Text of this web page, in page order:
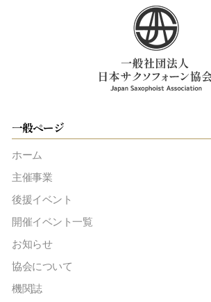
一般ページ
ホーム
主催事業
後援イベント
開催イベント一覧
お知らせ
協会について
機関誌